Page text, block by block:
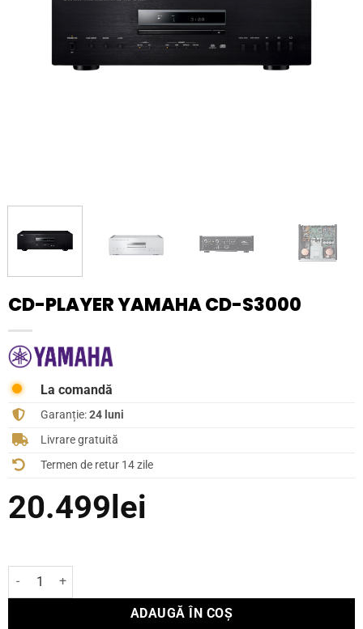
CD-PLAYER YAMAHA CD-S3000
La comandă
Garanție:24 luni
Livrare gratuită
Termen de retur 14 zile
20.499lei
Cantitate CD-Player Yamaha CD-S3000
ADAUGĂ ÎN COȘ